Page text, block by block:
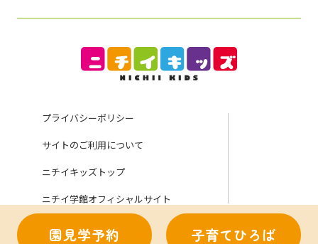
園見学予約 子育てひろば
プライバシーポリシー
サイトのご利用について
ニチイキッズトップ
ニチイ学館オフィシャルサイト